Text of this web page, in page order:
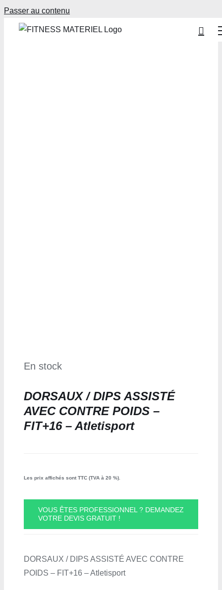
Passer au contenu
En stock
DORSAUX / DIPS ASSISTÉ
AVEC CONTRE POIDS –
FIT+16 – Atletisport
Les prix affichés sont TTC (TVA à 20 %).
VOUS ÊTES PROFESSIONNEL ? DEMANDEZ
VOTRE DEVIS GRATUIT !
DORSAUX / DIPS ASSISTÉ AVEC CONTRE
POIDS – FIT+16 – Atletisport